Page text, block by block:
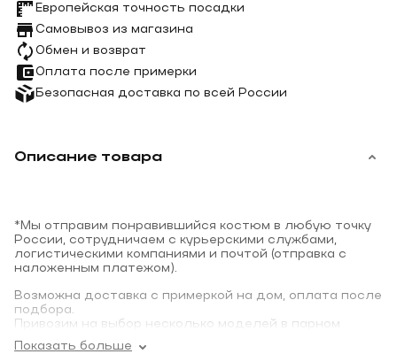
Европейская точность посадки
Самовывоз из магазина
Обмен и возврат
Оплата после примерки
Безопасная доставка по всей России
Описание товара
*Мы отправим понравившийся костюм в любую точку
России, сотрудничаем с курьерскими службами,
логистическими компаниями и почтой (отправка с
наложенным платежом).
Возможна доставка с примеркой на дом, оплата после
подбора.
Привозим на выбор несколько моделей в парном
размере.
Показать больше